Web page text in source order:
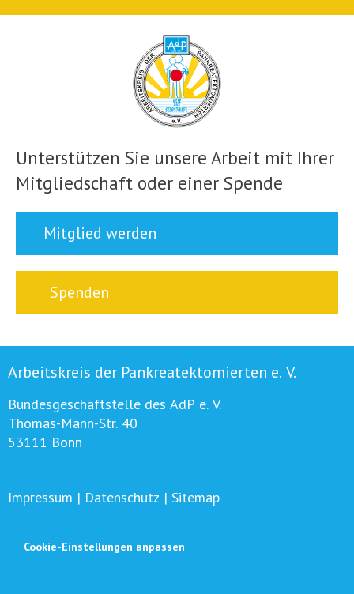
Unterstützen Sie unsere Arbeit mit Ihrer
Mitgliedschaft oder einer Spende
Mitglied werden
Spenden
Arbeitskreis der Pankreatektomierten e. V.
Bundesgeschäftstelle des AdP e. V.
Thomas-Mann-Str. 40
53111 Bonn
Impressum | Datenschutz | Sitemap
Cookie-Einstellungen anpassen